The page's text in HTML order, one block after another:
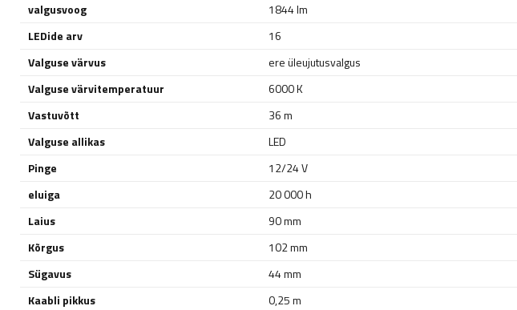
valgusvoog
1844 lm
LEDide arv
16
Valguse värvus
ere üleujutusvalgus
Valguse värvitemperatuur
6000 K
Vastuvõtt
36 m
Valguse allikas
LED
Pinge
12/24 V
eluiga
20 000 h
Laius
90 mm
Kõrgus
102 mm
Sügavus
44 mm
Kaabli pikkus
0,25 m